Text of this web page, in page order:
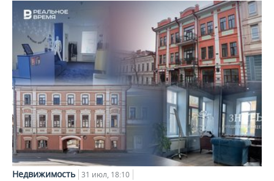
Недвижимость 31 июл, 18:10